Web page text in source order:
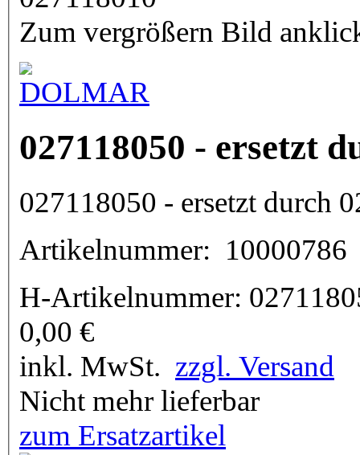
Zum vergrößern Bild
027118050 - ersetzt
027118050 - ersetzt durch
10000786
H-Artikelnummer:
0,00 €
inkl. MwSt. zzgl. Versand
Nicht mehr lieferbar
zum Ersatzartikel